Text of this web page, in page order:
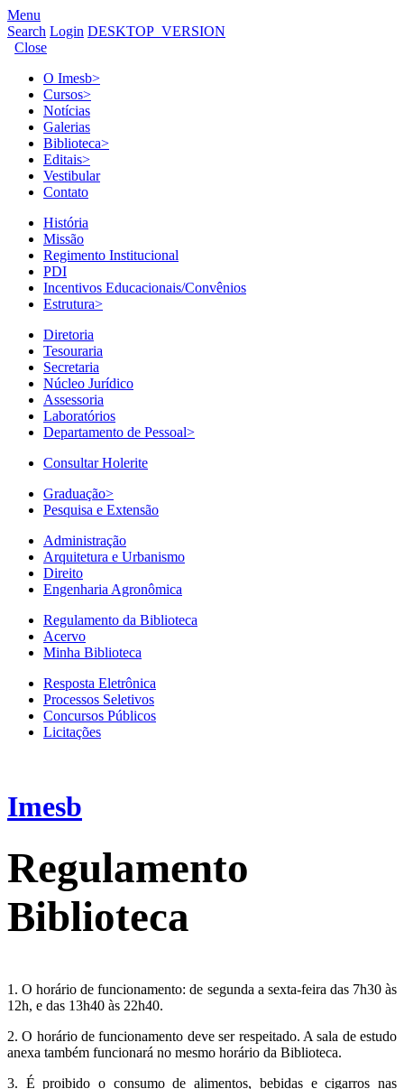
Menu
Search Login DESKTOP_VERSION
Close
O Imesb>
Cursos>
Notícias
Galerias
Biblioteca>
Editais>
Vestibular
Contato
História
Missão
Regimento Institucional
PDI
Incentivos Educacionais/Convênios
Estrutura>
Diretoria
Tesouraria
Secretaria
Núcleo Jurídico
Assessoria
Laboratórios
Departamento de Pessoal>
Consultar Holerite
Graduação>
Pesquisa e Extensão
Administração
Arquitetura e Urbanismo
Direito
Engenharia Agronômica
Regulamento da Biblioteca
Acervo
Minha Biblioteca
Resposta Eletrônica
Processos Seletivos
Concursos Públicos
Licitações
Imesb
Regulamento
Biblioteca
1. O horário de funcionamento: de segunda a sexta-feira das 7h30 às
12h, e das 13h40 às 22h40.
2. O horário de funcionamento deve ser respeitado. A sala de estudo
anexa também funcionará no mesmo horário da Biblioteca.
3. É proibido o consumo de alimentos, bebidas e cigarros nas